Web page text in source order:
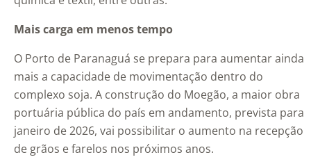
Mais carga em menos tempo
O Porto de Paranaguá se prepara para aumentar ainda
mais a capacidade de movimentação dentro do
complexo soja. A construção do Moegão, a maior obra
portuária pública do país em andamento, prevista para
janeiro de 2026, vai possibilitar o aumento na recepção
de grãos e farelos nos próximos anos.